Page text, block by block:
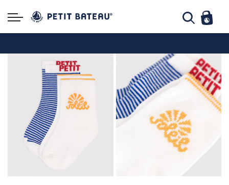
-10% pour tout paiement par carte bancaire (hors promo)